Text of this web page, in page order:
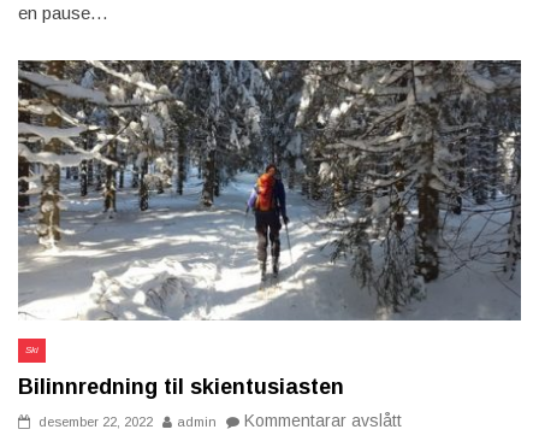
en pause…
Ski
Bilinnredning til skientusiasten
desember 22, 2022 admin Kommentarar avslåttpå